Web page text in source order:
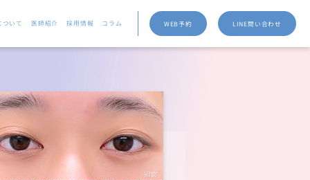
ついて 医師紹介 採用情報 コラム WEB予約 LINE問い合わせ